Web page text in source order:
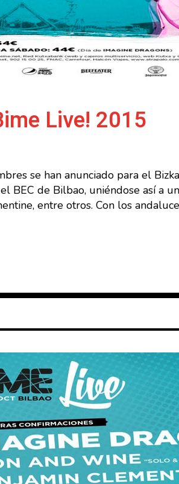
Live! 2015
se han anunciado para el
BEC de Bilbao, uniéndose así a
entre otros. Con los